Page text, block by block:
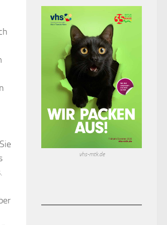
vhs-mtk.de